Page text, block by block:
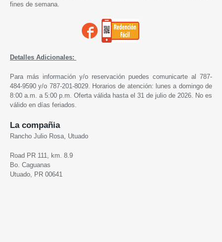
fines de semana.
Detalles Adicionales:
Para más información y/o reservación puedes comunicarte al 787-
484-9590 y/o 787-201-8029. Horarios de atención: lunes a domingo de
8:00 a.m. a 5:00 p.m. Oferta válida hasta el 31 de julio de 2026. No es
válido en días feriados.
La compañia
Rancho Julio Rosa, Utuado
Road PR 111, km. 8.9
Bo. Caguanas
Utuado, PR 00641